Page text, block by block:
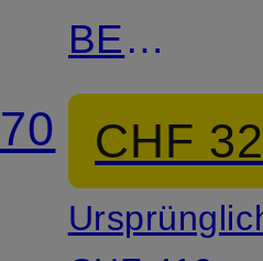
BE
RIGHT
BACK
CHF